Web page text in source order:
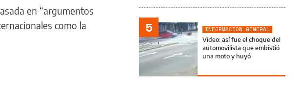
en “argumentos
como la
5
INFORMACIÓN GENERAL
Video: así fue el choque del
automovilista que embistió
una moto y huyó